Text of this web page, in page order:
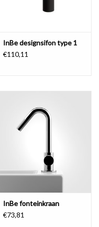
InBe designsifon type 1
€110,11
InBe fonteinkraan
€73,81